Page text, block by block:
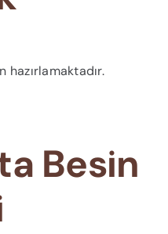
Besin